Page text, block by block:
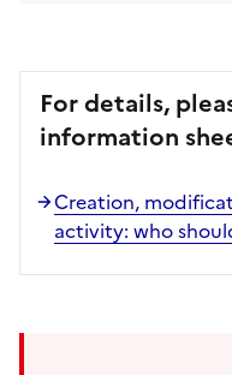
For details,
information
Creation,
activity: who